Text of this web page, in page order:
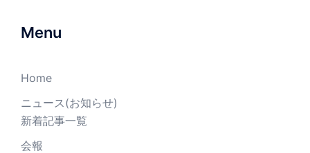
Menu
Home
ニュース(お知らせ)
新着記事一覧
会報